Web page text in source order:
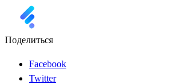
Поделиться
Facebook
Twitter